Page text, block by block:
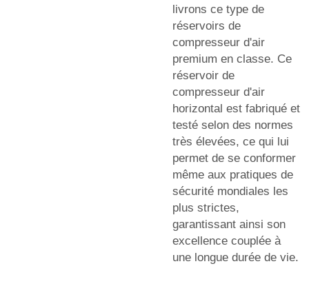
livrons ce type de
réservoirs de
compresseur d'air
premium en classe. Ce
réservoir de
compresseur d'air
horizontal est fabriqué et
testé selon des normes
très élevées, ce qui lui
permet de se conformer
même aux pratiques de
sécurité mondiales les
plus strictes,
garantissant ainsi son
excellence couplée à
une longue durée de vie.